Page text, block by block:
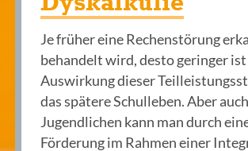
Je früher eine Rechenstörung
behandelt wird, desto geringer
Auswirkung dieser
das spätere Schulleben. Aber
Jugendlichen kann man durch
Förderung im Rahmen einer